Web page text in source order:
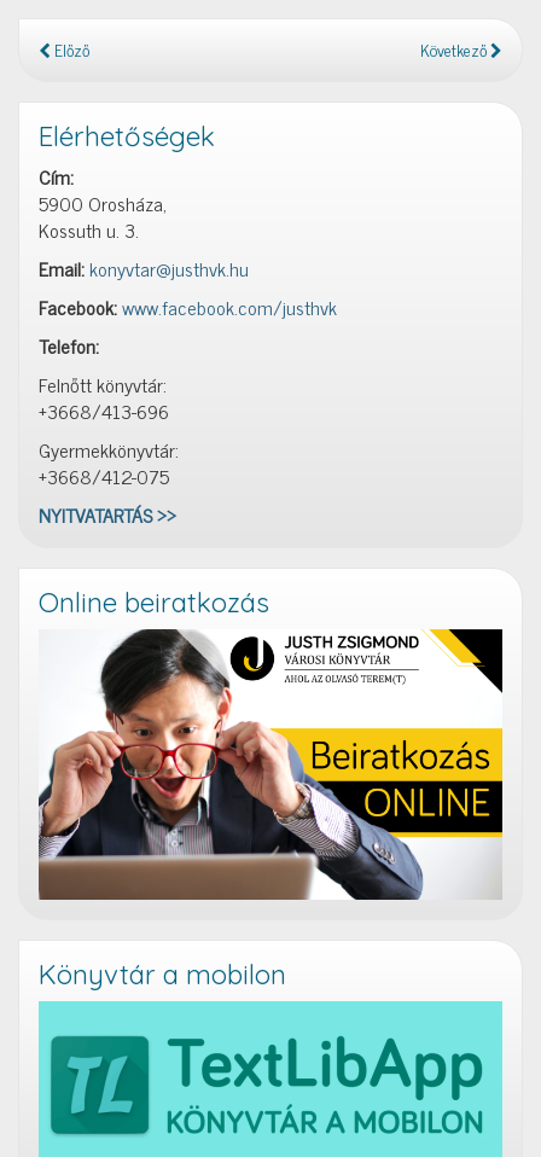
Előző Következő
Elérhetőségek
Cím:
5900 Orosháza,
Kossuth u. 3.
Email:konyvtar@justhvk.hu
Facebook:www.facebook.com/justhvk
Telefon:
Felnőtt könyvtár:
+3668/413-696
Gyermekkönyvtár:
+3668/412-075
NYITVATARTÁS >>
Online beiratkozás
Könyvtár a mobilon